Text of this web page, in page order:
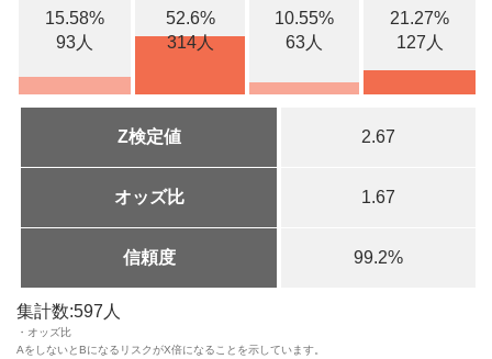
15.58%
93人
52.6%
314人
10.55%
63人
21.27%
127人
Z検定値 2.67
オッズ比 1.67
信頼度 99.2%
集計数:597人
・オッズ比
AをしないとBになるリスクがX倍になることを示しています。